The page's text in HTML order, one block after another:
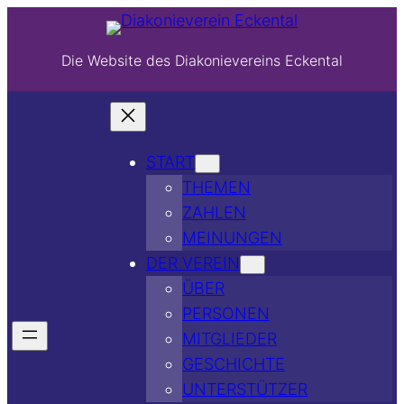
Die Website des Diakonievereins Eckental
START
THEMEN
ZAHLEN
MEINUNGEN
DER VEREIN
ÜBER
PERSONEN
MITGLIEDER
GESCHICHTE
UNTERSTÜTZER